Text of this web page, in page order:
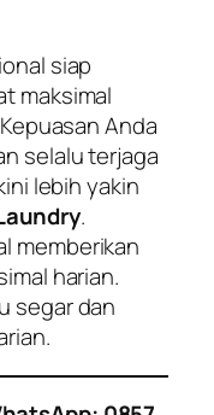
siap
maksimal
Anda
selalu terjaga
lebih yakin
.
memberikan
harian.
segar dan